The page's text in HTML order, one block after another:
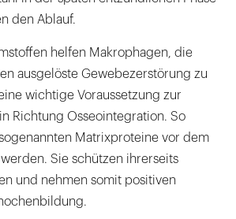
den Ablauf.
helfen Makrophagen, die
ausgelöste Gewebezerstörung zu
wichtige Voraussetzung zur
Richtung Osseointegration. So
Matrixproteine vor dem
Sie schützen ihrerseits
und nehmen somit positiven